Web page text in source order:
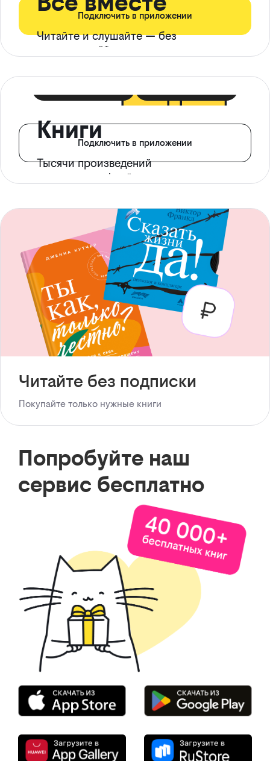
Читайте и слушайте — без
ограничений*
Подключить в приложении
Книги
Тысячи произведений
с доступом офлайн
Подключить в приложении
Читайте без подписки
Покупайте только нужные книги
Попробуйте наш
сервис бесплатно